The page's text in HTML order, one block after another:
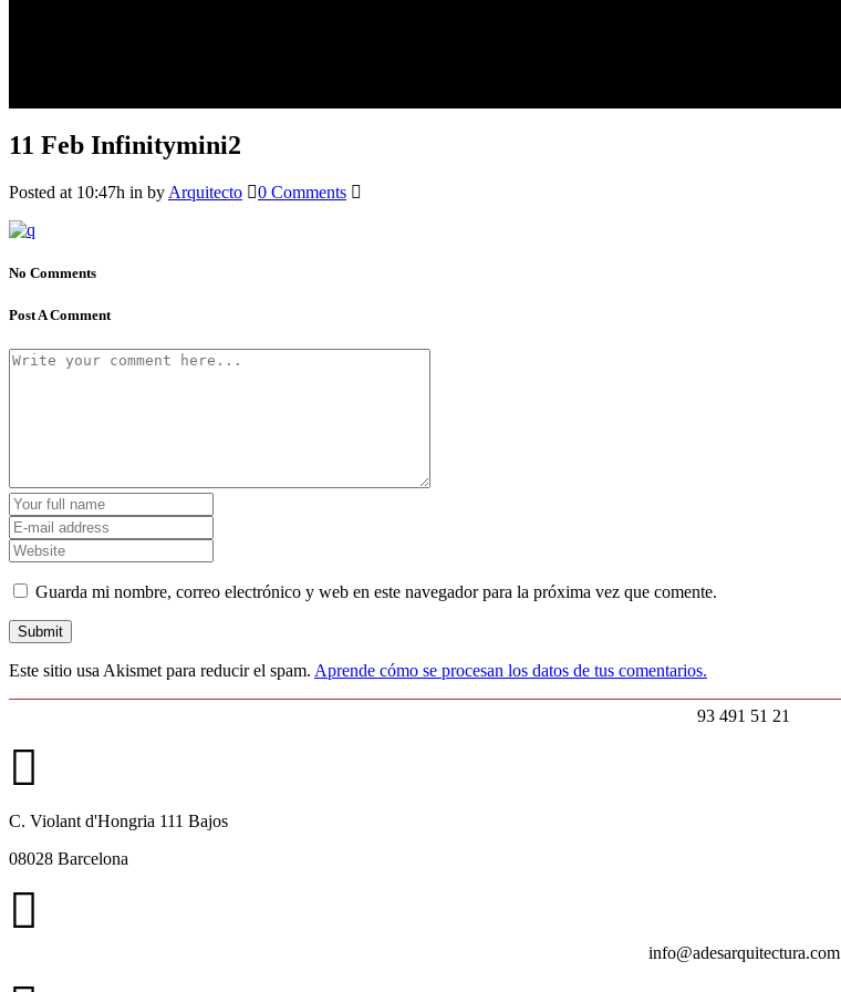
11 Feb Infinitymini2
Posted at 10:47h in by Arquitecto 0 Comments
No Comments
Post A Comment
Guarda mi nombre, correo electrónico y web en este navegador para la próxima vez que comente.
Este sitio usa Akismet para reducir el spam. Aprende cómo se procesan los datos de tus comentarios.
93 491 51 21
C. Violant d'Hongria 111 Bajos
08028 Barcelona
info@adesarquitectura.com